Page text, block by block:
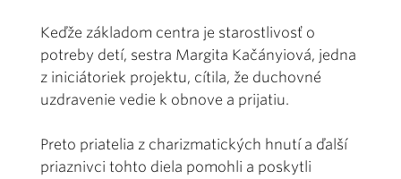
Keďže základom centra je starostlivosť o
potreby detí, sestra Margita Kačányiová, jedna
z iniciátoriek projektu, cítila, že duchovné
uzdravenie vedie k obnove a prijatiu.
Preto priatelia z charizmatických hnutí a ďalší
priaznivci tohto diela pomohli a poskytli